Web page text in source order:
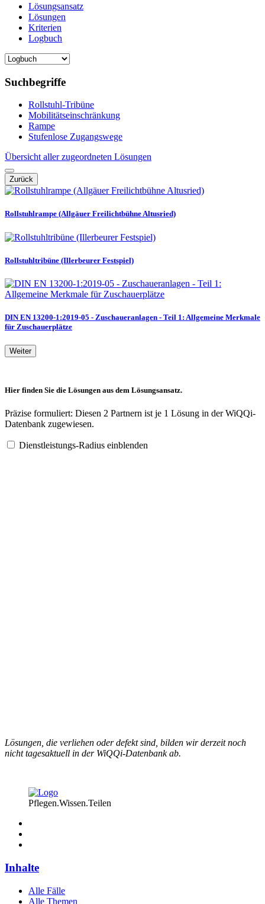
Lösungsansatz
Lösungen
Kriterien
Logbuch
Suchbegriffe
Rollstuhl-Tribüne
Mobilitätseinschränkung
Rampe
Stufenlose Zugangswege
Übersicht aller zugeordneten Lösungen
Zurück
Rollstuhlrampe (Allgäuer Freilichtbühne Altusried)
Rollstuhltribüne (Illerbeurer Festspiel)
DIN EN 13200-1:2019-05 - Zuschaueranlagen - Teil 1: Allgemeine Merkmale
für Zuschauerplätze
Weiter
Hier finden Sie die Lösungen aus dem Lösungsansatz.
Präzise formuliert: Diesen 2 Partnern ist je 1 Lösung in der WiQQi-
Datenbank zugewiesen.
Dienstleistungs-Radius einblenden
Lösungen, die verliehen oder defekt sind, bilden wir derzeit noch
nicht tagesaktuell in der WiQQi-Datenbank ab.
Pflegen.Wissen.Teilen
Inhalte
Alle Fälle
Alle Themen